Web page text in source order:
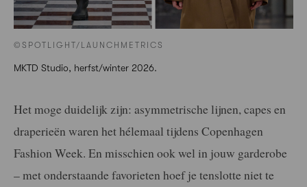
©SPOTLIGHT/LAUNCHMETRICS
MKTD Studio, herfst/winter 2026.
Het moge duidelijk zijn: asymmetrische lijnen, capes en
draperieën waren het hélemaal tijdens Copenhagen
Fashion Week. En misschien ook wel in jouw garderobe
– met onderstaande favorieten hoef je tenslotte niet te